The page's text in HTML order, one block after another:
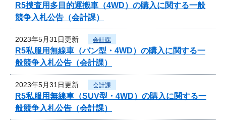
R5捜査用多目的運搬車（4WD）の購入に関する一般
競争入札公告（会計課）
2023年5月31日更新 会計課
R5私服用無線車（バン型・4WD）の購入に関する一
般競争入札公告（会計課）
2023年5月31日更新 会計課
R5私服用無線車（SUV型・4WD）の購入に関する一
般競争入札公告（会計課）